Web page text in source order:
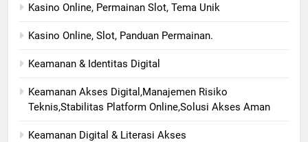
Kasino Online, Permainan Slot, Tema Unik
Kasino Online, Slot, Panduan Permainan.
Keamanan & Identitas Digital
Keamanan Akses Digital,Manajemen Risiko
Teknis,Stabilitas Platform Online,Solusi Akses Aman
Keamanan Digital & Literasi Akses